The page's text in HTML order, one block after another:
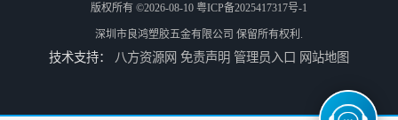
坑梓喷油 喷涂加工 惠州电视盒喷涂 坪地喷油 加工厂 坪地手机壳喷油加工厂
版权所有 ©2026-08-10 粤ICP备2025417317号-1
深圳市良鸿塑胶五金有限公司 保留所有权利.
技术支持： 八方资源网 免责声明 管理员入口 网站地图